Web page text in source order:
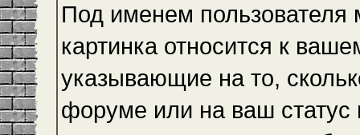
Под именем пользователя
картинка относится к
указывающие на то,
форуме или на ваш